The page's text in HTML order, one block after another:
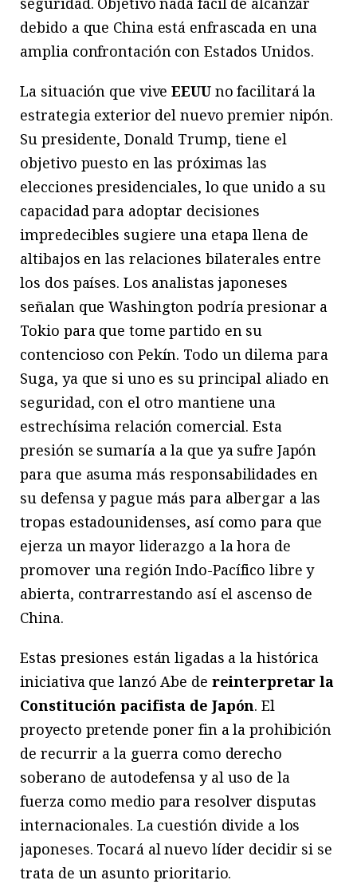
debido a que China está enfrascada en una
amplia confrontación con Estados Unidos.
La situación que viveEEUUno facilitará la
estrategia exterior del nuevo premier nipón.
Su presidente, Donald Trump, tiene el
objetivo puesto en las próximas las
elecciones presidenciales, lo que unido a su
capacidad para adoptar decisiones
impredecibles sugiere una etapa llena de
altibajos en las relaciones bilaterales entre
los dos países. Los analistas japoneses
señalan que Washington podría presionar a
Tokio para que tome partido en su
contencioso con Pekín. Todo un dilema para
Suga, ya que si uno es su principal aliado en
seguridad, con el otro mantiene una
estrechísima relación comercial. Esta
presión se sumaría a la que ya sufre Japón
para que asuma más responsabilidades en
su defensa y pague más para albergar a las
tropas estadounidenses, así como para que
ejerza un mayor liderazgo a la hora de
promover una región Indo-Pacífico libre y
abierta, contrarrestando así el ascenso de
China.
Estas presiones están ligadas a la histórica
iniciativa que lanzó Abe de reinterpretar la
Constitución pacifista de Japón. El
proyecto pretende poner fin a la prohibición
de recurrir a la guerra como derecho
soberano de autodefensa y al uso de la
fuerza como medio para resolver disputas
internacionales. La cuestión divide a los
japoneses. Tocará al nuevo líder decidir si se
trata de un asunto prioritario.